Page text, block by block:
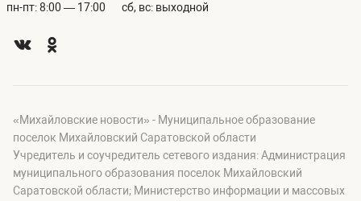
пн-пт: 8:00 — 17:00 сб, вс: выходной
«Михайловские новости» - Муниципальное образование
поселок Михайловский Саратовской области
Учредитель и соучредитель сетевого издания: Администрация
муниципального образования поселок Михайловский
Саратовской области; Министерство информации и массовых